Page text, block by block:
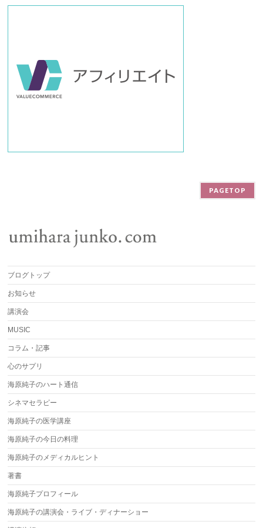
PAGETOP
ブログトップ
お知らせ
講演会
MUSIC
コラム・記事
心のサプリ
海原純子のハート通信
シネマセラピー
海原純子の医学講座
海原純子の今日の料理
海原純子のメディカルヒント
著書
海原純子プロフィール
海原純子の講演会・ライブ・ディナーショー